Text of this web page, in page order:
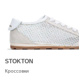
STOKTON
Кроссовки